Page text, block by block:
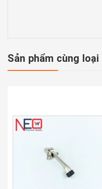
Sản phẩm cùng loại